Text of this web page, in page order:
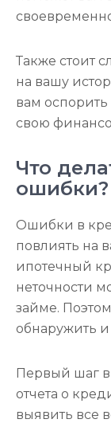
Также стоит
на вашу
вам
свою
Что
ошибки?
Ошибки в
повлиять на
ипотечный
неточности
займе.
обнаружить
Первый шаг
отчета о
выявить все